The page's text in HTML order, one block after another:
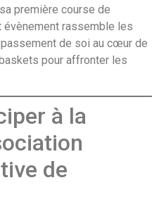
première course de
évènement rassemble les
de soi au cœur de
pour affronter les
à la
de